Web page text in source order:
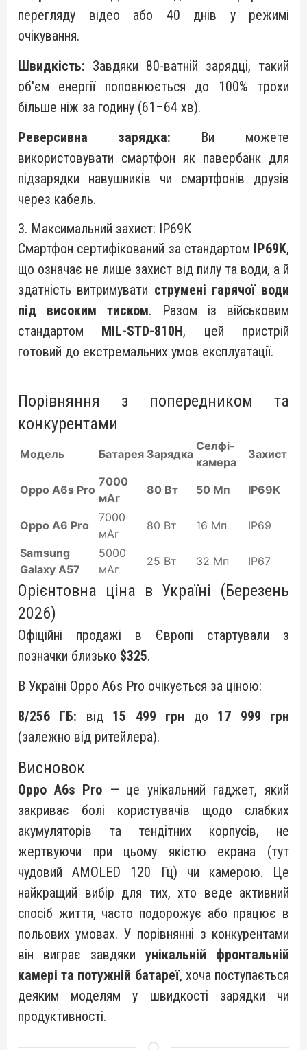
перегляду відео або 40 днів у режимі
очікування.
Швидкість: Завдяки 80-ватній зарядці, такий
об'єм енергії поповнюється до 100% трохи
більше ніж за годину (61–64 хв).
Реверсивна зарядка: Ви можете
використовувати смартфон як павербанк для
підзарядки навушників чи смартфонів друзів
через кабель.
3. Максимальний захист: IP69K
Смартфон сертифікований за стандартом IP69K,
що означає не лише захист від пилу та води, а й
здатність витримувати струмені гарячої води
під високим тиском. Разом із військовим
стандартом MIL-STD-810H, цей пристрій
готовий до екстремальних умов експлуатації.
Порівняння з попередником та
конкурентами
Модель Батарея Зарядка
Селфі-
камера
Захист
Oppo A6s Pro
7000
мАг
80 Вт 50 Мп IP69K
Oppo A6 Pro
7000
мАг
80 Вт 16 Мп
IP69
Samsung
Galaxy A57
5000
мАг
25 Вт 32 Мп IP67
Орієнтовна ціна в Україні (Березень
2026)
Офіційні продажі в Європі стартували з
позначки близько $325.
В Україні Oppo A6s Pro очікується за ціною:
8/256 ГБ: від 15 499 грн до 17 999 грн
(залежно від ритейлера).
Висновок
Oppo A6s Pro— це унікальний гаджет, який
закриває болі користувачів щодо слабких
акумуляторів та тендітних корпусів, не
жертвуючи при цьому якістю екрана (тут
чудовий AMOLED 120 Гц) чи камерою. Це
найкращий вибір для тих, хто веде активний
спосіб життя, часто подорожує або працює в
польових умовах. У порівнянні з конкурентами
він виграє завдяки унікальній фронтальній
камері та потужній батареї, хоча поступається
деяким моделям у швидкості зарядки чи
продуктивності.